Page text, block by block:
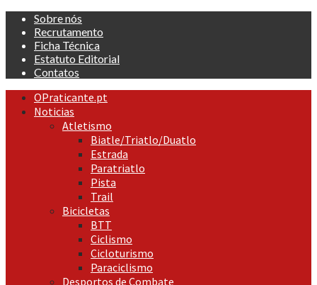
Skip
content
Sobre nós
Recrutamento
Ficha Técnica
Estatuto Editorial
Contatos
Primary
Menu
OPraticante.pt
Noticias
Atletismo
Biatle/Triatlo/Duatlo
Estrada
Paratriatlo
Pista
Trail
Bicicletas
BTT
Ciclismo
Cicloturismo
Paraciclismo
Desportos de Combate